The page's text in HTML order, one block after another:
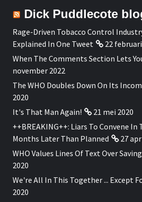
Dick Puddlecote
Rage-Driven Tobacco Control
Explained In One Tweet
22
When The Comments Section Lets
november 2022
The WHO Doubles Down On Its
2020
It's That Man Again!
21 mei 2020
++BREAKING++: Liars To Convene In
Months Later Than Planned
27
WHO Values Lines Of Text Over
2020
We're All In This Together ... Except
2020